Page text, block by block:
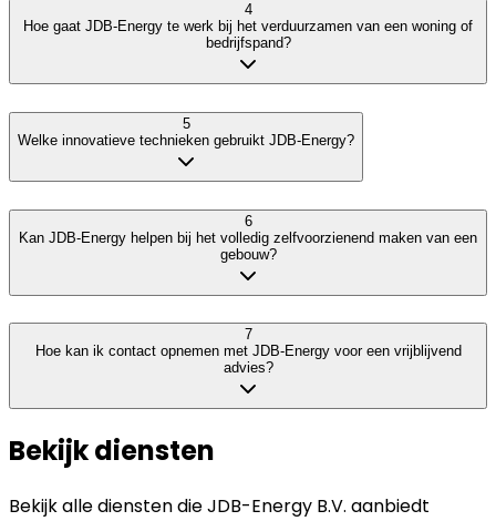
4
Hoe gaat JDB-Energy te werk bij het verduurzamen van een woning of
bedrijfspand?
5
Welke innovatieve technieken gebruikt JDB-Energy?
6
Kan JDB-Energy helpen bij het volledig zelfvoorzienend maken van een
gebouw?
7
Hoe kan ik contact opnemen met JDB-Energy voor een vrijblijvend
advies?
Bekijk diensten
Bekijk alle diensten dieJDB-Energy B.V. aanbiedt